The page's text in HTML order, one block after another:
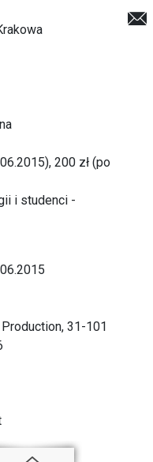
200 zł (po
i studenci -
Production, 31-101